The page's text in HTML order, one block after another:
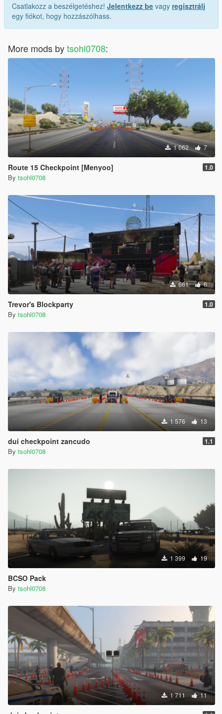
Csatlakozz a beszélgetéshez! Jelentkezz be vagy regisztrálj
egy fiókot, hogy hozzászólhass.
More mods bytsohl0708:
1 062 7
Route 15 Checkpoint [Menyoo] 1.0
By tsohl0708
661 6
Trevor's Blockparty 1.0
By tsohl0708
1 576 13
dui checkpoint zancudo 1.1
By tsohl0708
1 399 19
BCSO Pack
By tsohl0708
1 711 11